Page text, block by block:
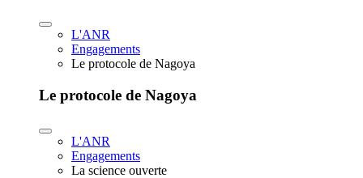
L'ANR
Engagements
Le protocole de Nagoya
Le protocole de Nagoya
L'ANR
Engagements
La science ouverte